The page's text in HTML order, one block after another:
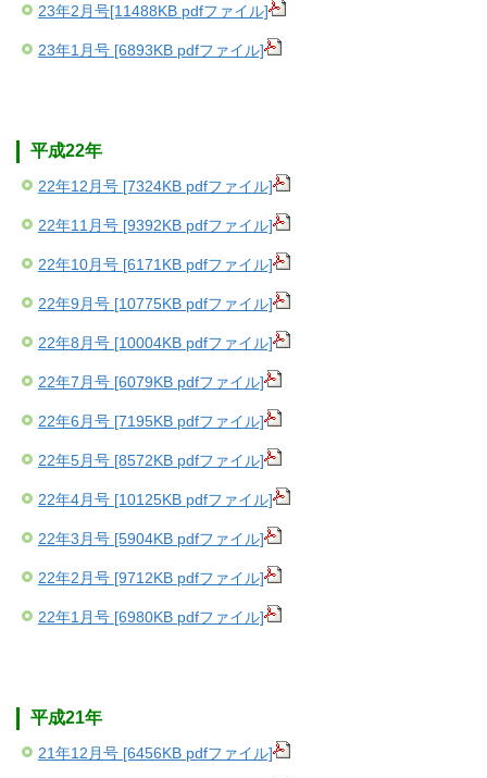
23年2月号[11488KB pdfファイル]
23年1月号 [6893KB pdfファイル]
平成22年
22年12月号 [7324KB pdfファイル]
22年11月号 [9392KB pdfファイル]
22年10月号 [6171KB pdfファイル]
22年9月号 [10775KB pdfファイル]
22年8月号 [10004KB pdfファイル]
22年7月号 [6079KB pdfファイル]
22年6月号 [7195KB pdfファイル]
22年5月号 [8572KB pdfファイル]
22年4月号 [10125KB pdfファイル]
22年3月号 [5904KB pdfファイル]
22年2月号 [9712KB pdfファイル]
22年1月号 [6980KB pdfファイル]
平成21年
21年12月号 [6456KB pdfファイル]